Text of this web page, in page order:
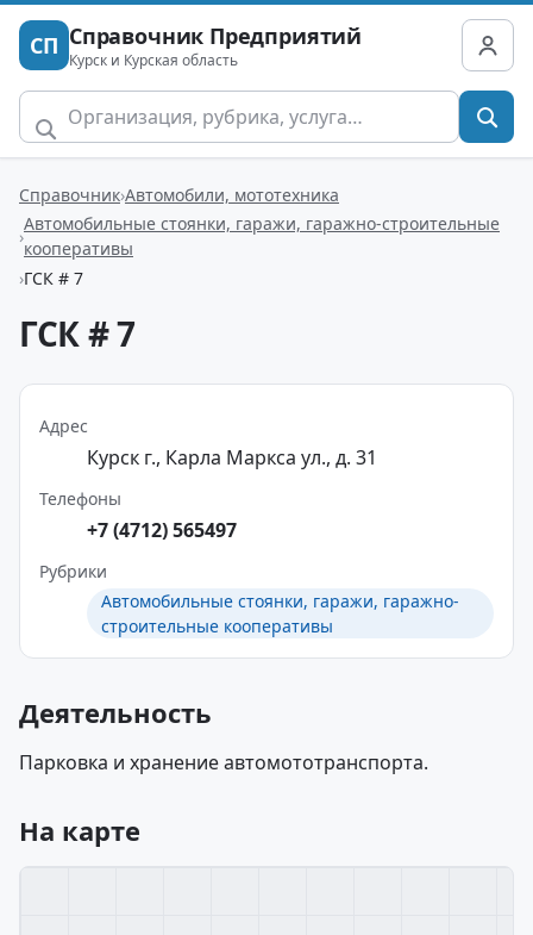
СП Справочник Предприятий
Курск и Курская область
Справочник Автомобили, мототехника
Автомобильные стоянки, гаражи, гаражно-строительные
кооперативы
ГСК # 7
ГСК # 7
Адрес
Курск г., Карла Маркса ул., д. 31
Телефоны
+7 (4712) 565497
Рубрики
Автомобильные стоянки, гаражи, гаражно-
строительные кооперативы
Деятельность
Парковка и хранение автомототранспорта.
На карте